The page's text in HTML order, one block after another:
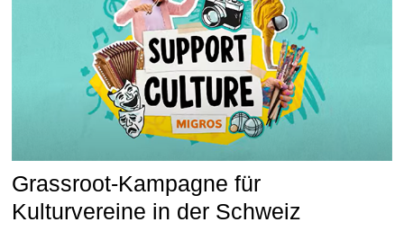
Grassroot-Kampagne für
Kulturvereine in der Schweiz